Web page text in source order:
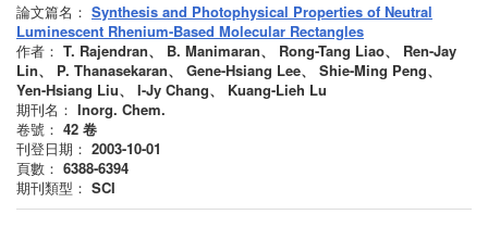
論文篇名： Synthesis and Photophysical Properties of Neutral
Luminescent Rhenium-Based Molecular Rectangles
作者： T. Rajendran、 B. Manimaran、 Rong-Tang Liao、 Ren-Jay
Lin、 P. Thanasekaran、 Gene-Hsiang Lee、 Shie-Ming Peng、
Yen-Hsiang Liu、 I-Jy Chang、 Kuang-Lieh Lu
期刊名： Inorg. Chem.
卷號： 42 卷
刊登日期： 2003-10-01
頁數： 6388-6394
期刊類型： SCI